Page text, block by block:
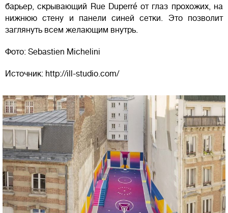
барьер, скрывающий Rue Duperré от глаз прохожих, на
нижнюю стену и панели синей сетки. Это позволит
заглянуть всем желающим внутрь.
Фото: Sebastien Michelini
Источник: http://ill-studio.com/